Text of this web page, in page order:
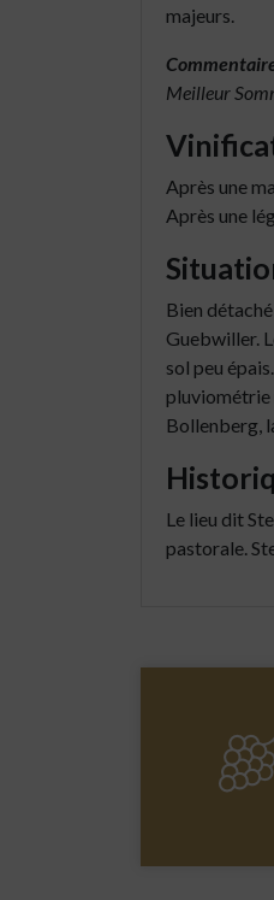
majeurs.
Meilleur
Après une
Après une
Bien
Guebwiller.
sol peu
pluviométrie
Bollenberg,
Le lieu dit
pastorale.